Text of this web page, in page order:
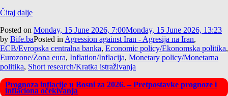
Čitaj dalje
Posted on Monday, 15 June 2026, 7:00Monday, 15 June 2026, 13:23
by Bife.baPosted in Agression against Iran - Agresija na Iran,
ECB/Evropska centralna banka, Economic policy/Ekonomska politika,
Eurozone/Zona eura, Inflation/Inflacija, Monetary policy/Monetarna
politika, Short research/Kratka istraživanja
Prognoza inflacije u Bosni za 2026. – Pretpostavke prognoze i
inflaciona očekivanja